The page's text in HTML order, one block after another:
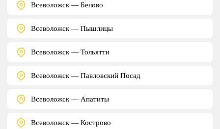
Всеволожск — Белово
Всеволожск — Пышлицы
Всеволожск — Тольятти
Всеволожск — Павловский Посад
Всеволожск — Апатиты
Всеволожск — Кострово